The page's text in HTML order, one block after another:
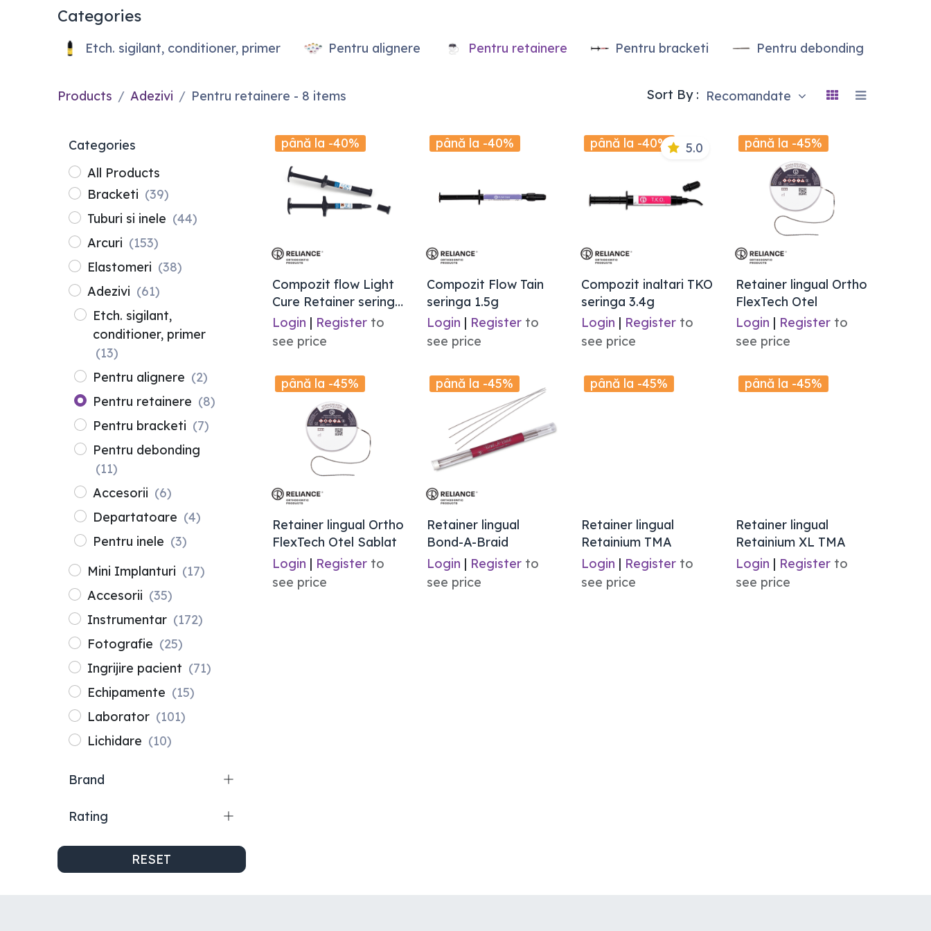
Categories
Etch. sigilant, conditioner, primer Pentru alignere Pentru retainere Pentru bracketi Pentru debonding
Products Adezivi Pentru retainere - 8 items Sort By : Recomandate
Categories
All Products
Bracketi (39)
Tuburi si inele (44)
Arcuri (153)
Elastomeri (38)
Adezivi (61)
Etch. sigilant,
conditioner, primer
(13)
Pentru alignere (2)
Pentru retainere (8)
Pentru bracketi (7)
Pentru debonding
(11)
Accesorii (6)
Departatoare (4)
Pentru inele (3)
Mini Implanturi (17)
Accesorii (35)
Instrumentar (172)
Fotografie (25)
Ingrijire pacient (71)
Echipamente (15)
Laborator (101)
Lichidare (10)
Brand
Rating
RESET
până la -40%
Compozit flow Light
Cure Retainer seringa
5g
Login | Register to
see price
până la -40%
Compozit Flow Tain
seringa 1.5g
Login | Register to
see price
până la -40% 5.0
Compozit inaltari TKO
seringa 3.4g
Login | Register to
see price
până la -45%
Retainer lingual Ortho
FlexTech Otel
Login | Register to
see price
până la -45%
Retainer lingual Ortho
FlexTech Otel Sablat
Login | Register to
see price
până la -45%
Retainer lingual
Bond-A-Braid
Login | Register to
see price
până la -45%
Retainer lingual
Retainium TMA
Login | Register to
see price
până la -45%
Retainer lingual
Retainium XL TMA
Login | Register to
see price